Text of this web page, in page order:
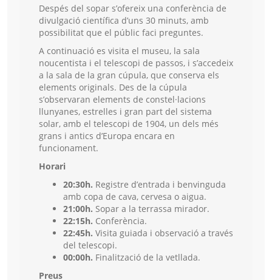
Despés del sopar s’ofereix una conferència de
divulgació científica d’uns 30 minuts, amb
possibilitat que el públic faci preguntes.
A continuació es visita el museu, la sala
noucentista i el telescopi de passos, i s’accedeix
a la sala de la gran cúpula, que conserva els
elements originals. Des de la cúpula
s’observaran elements de constel·lacions
llunyanes, estrelles i gran part del sistema
solar, amb el telescopi de 1904, un dels més
grans i antics d’Europa encara en
funcionament.
Horari
20:30h. Registre d’entrada i benvinguda
amb copa de cava, cervesa o aigua.
21:00h. Sopar a la terrassa mirador.
22:15h. Conferència.
22:45h. Visita guiada i observació a través
del telescopi.
00:00h. Finalització de la vetllada.
Preus